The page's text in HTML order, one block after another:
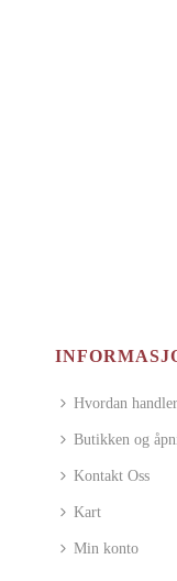
Hvordan
Butikken og
Kontakt Oss
Kart
Min konto